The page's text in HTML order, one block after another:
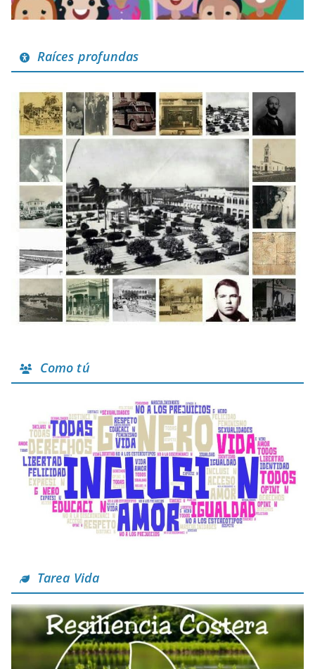
Raíces profundas
Como tú
Tarea Vida